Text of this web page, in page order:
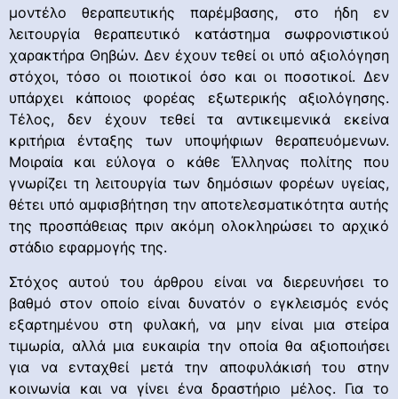
μοντέλο θεραπευτικής παρέμβασης, στο ήδη εν
λειτουργία θεραπευτικό κατάστημα σωφρονιστικού
χαρακτήρα Θηβών. Δεν έχουν τεθεί οι υπό αξιολόγηση
στόχοι, τόσο οι ποιοτικοί όσο και οι ποσοτικοί. Δεν
υπάρχει κάποιος φορέας εξωτερικής αξιολόγησης.
Τέλος, δεν έχουν τεθεί τα αντικειμενικά εκείνα
κριτήρια ένταξης των υποψήφιων θεραπευόμενων.
Μοιραία και εύλογα ο κάθε Έλληνας πολίτης που
γνωρίζει τη λειτουργία των δημόσιων φορέων υγείας,
θέτει υπό αμφισβήτηση την αποτελεσματικότητα αυτής
της προσπάθειας πριν ακόμη ολοκληρώσει το αρχικό
στάδιο εφαρμογής της.
Στόχος αυτού του άρθρου είναι να διερευνήσει το
βαθμό στον οποίο είναι δυνατόν ο εγκλεισμός ενός
εξαρτημένου στη φυλακή, να μην είναι μια στείρα
τιμωρία, αλλά μια ευκαιρία την οποία θα αξιοποιήσει
για να ενταχθεί μετά την αποφυλάκισή του στην
κοινωνία και να γίνει ένα δραστήριο μέλος. Για το